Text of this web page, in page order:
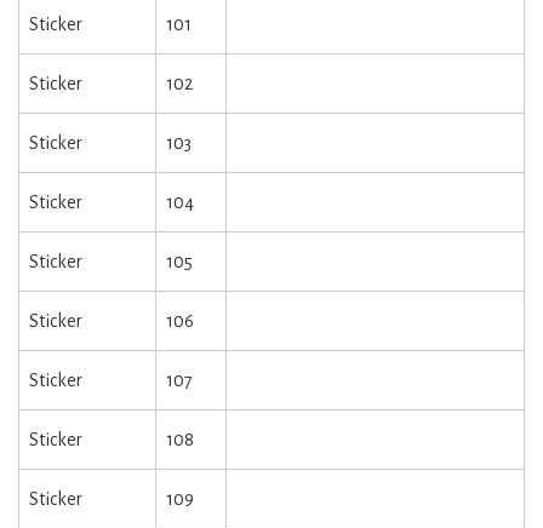
Sticker 101
Sticker 102
Sticker 103
Sticker 104
Sticker 105
Sticker 106
Sticker 107
Sticker 108
Sticker 109